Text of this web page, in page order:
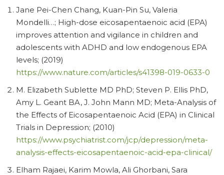
Jane Pei-Chen Chang, Kuan-Pin Su, Valeria
Mondelli…; High-dose eicosapentaenoic acid (EPA)
improves attention and vigilance in children and
adolescents with ADHD and low endogenous EPA
levels; (2019)
https://www.nature.com/articles/s41398-019-0633-0
M. Elizabeth Sublette MD PhD; Steven P. Ellis PhD,
Amy L. Geant BA, J. John Mann MD; Meta-Analysis of
the Effects of Eicosapentaenoic Acid (EPA) in Clinical
Trials in Depression; (2010)
https://www.psychiatrist.com/jcp/depression/meta-
analysis-effects-eicosapentaenoic-acid-epa-clinical/
Elham Rajaei, Karim Mowla, Ali Ghorbani, Sara